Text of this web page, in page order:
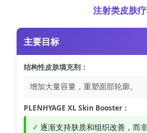
注射类皮肤
主要目标
结构性皮肤填充剂：
增加大量容量，重塑面部轮廓。
PLENHYAGE XL Skin Booster：
逐渐支持肤质和组织改善，而